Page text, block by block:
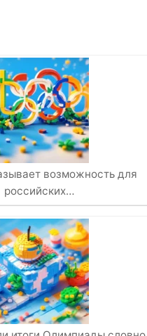
возможность для
российских…